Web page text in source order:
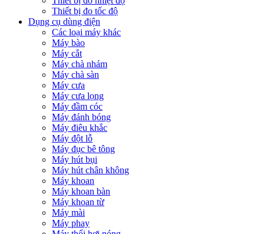
Thiết bị đo tốc độ
Dụng cụ dùng điện
Các loại máy khác
Máy bào
Máy cắt
Máy chà nhám
Máy chà sàn
Máy cưa
Máy cưa lọng
Máy đầm cóc
Máy đánh bóng
Máy điêu khắc
Máy đột lỗ
Máy đục bê tông
Máy hút bụi
Máy hút chân không
Máy khoan
Máy khoan bàn
Máy khoan từ
Máy mài
Máy phay